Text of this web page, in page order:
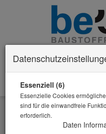
Alle Artikel zeigen aus:
Essenziell (6)
Essenzielle Cookies
sind für die einwandfreie
erforderlich.
Daten